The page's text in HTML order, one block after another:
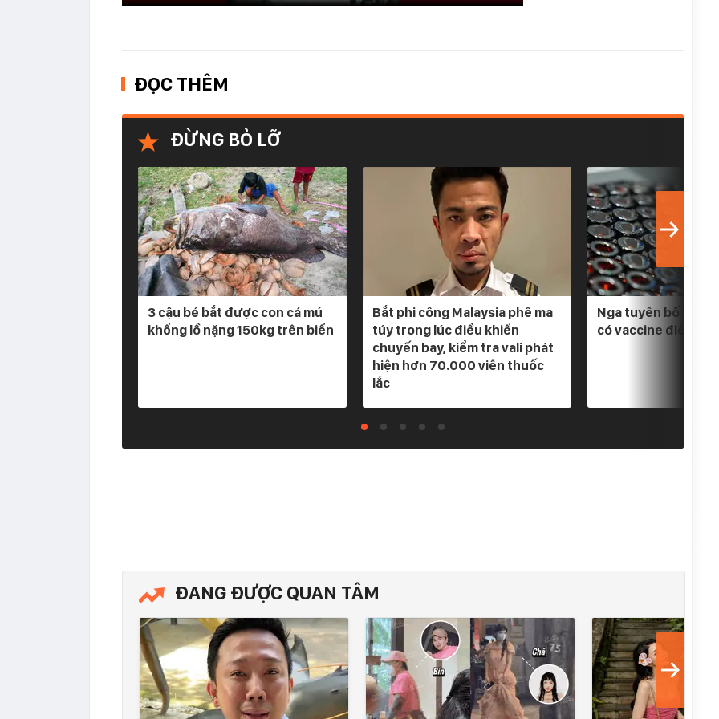
ĐỌC THÊM
ĐỪNG BỎ LỠ
3 cậu bé bắt được con cá mú
khổng lồ nặng 150kg trên biển
Bắt phi công Malaysia phê ma
túy trong lúc điều khiển
chuyến bay, kiểm tra vali phát
hiện hơn 70.000 viên thuốc
lắc
Nga tuyên bố 3 loại
có vaccine điều trị
ĐANG ĐƯỢC QUAN TÂM